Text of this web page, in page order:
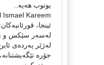
یوتوب هەیە..
Ismael Kareem
ئینجا،
لەسەر سێکس و
لەژێر پەردەی
جۆرە